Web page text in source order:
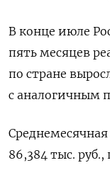
В конце июле
пять месяцев
по стране
с аналогичным
Среднемесячная
86,384 тыс.